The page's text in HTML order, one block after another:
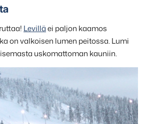
Levilläei paljon kaamos
on valkoisen lumen peitossa. Lumi
uskomattoman kauniin.